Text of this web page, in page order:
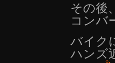
その後
コンバ
バイク
ハンズ